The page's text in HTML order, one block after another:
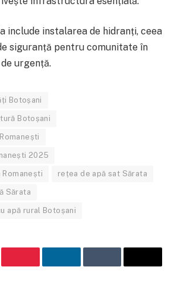
include instalarea de hidranți, ceea
siguranță pentru comunitate în
urgență.
Botoșani
Botoșani
2025
rețea de apă sat Sărata
Sărata
apă rural Botoșani
PinterestLinkedInTumblr Email